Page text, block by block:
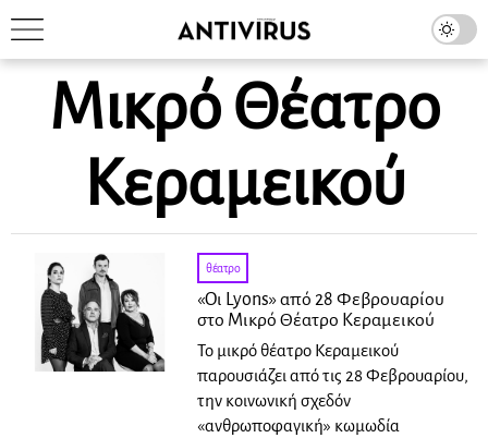
Μικρό Θέατρο
Κεραμεικού
θέατρο
«Οι Lyons» από 28 Φεβρουαρίου
στο Μικρό Θέατρο Κεραμεικού
Το μικρό θέατρο Κεραμεικού
παρουσιάζει από τις 28 Φεβρουαρίου,
την κοινωνική σχεδόν
«ανθρωποφαγική» κωμωδία